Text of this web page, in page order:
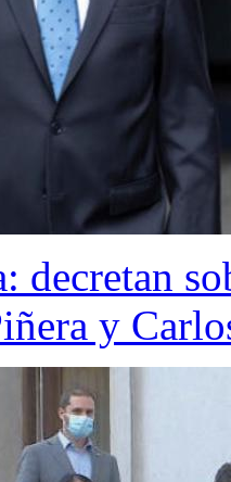
decretan
y